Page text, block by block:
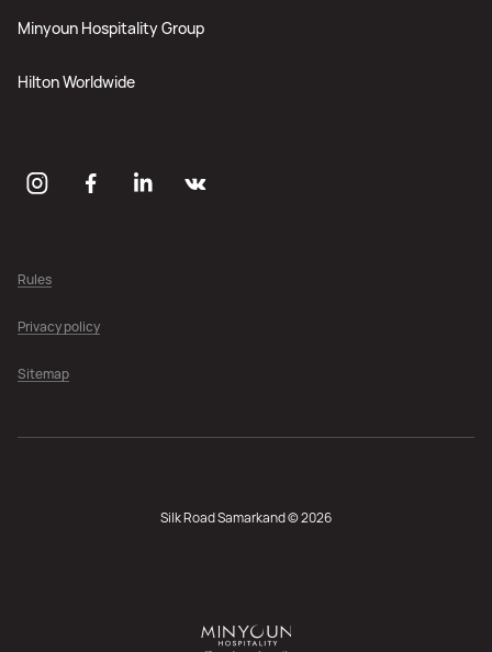
Minyoun Hospitality Group
Hilton Worldwide
Rules
Privacy policy
Sitemap
Silk Road Samarkand © 2026